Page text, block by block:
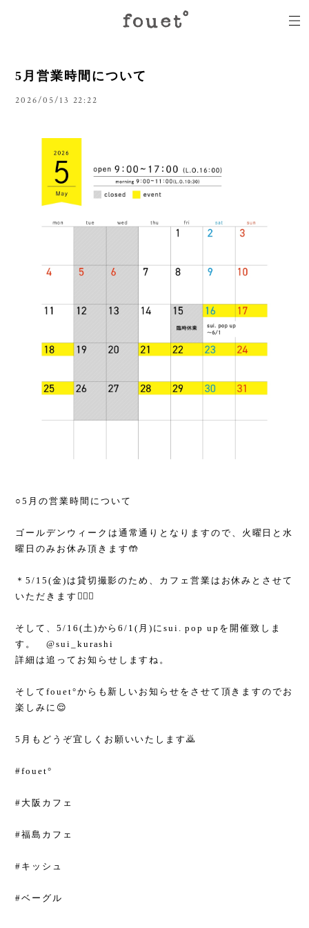
5月営業時間について
2026/05/13 22:22
○5月の営業時間について
ゴールデンウィークは通常通りとなりますので、火曜日と水
曜日のみお休み頂きます🤲
＊5/15(金)は貸切撮影のため、カフェ営業はお休みとさせて
いただきます🙇🏻‍♀️
そして、5/16(土)から6/1(月)にsui. pop upを開催致しま
す。 @sui_kurashi
詳細は追ってお知らせしますね。
そしてfouet°からも新しいお知らせをさせて頂きますのでお
楽しみに😌
5月もどうぞ宜しくお願いいたします🙇
#fouet°
#大阪カフェ
#福島カフェ
#キッシュ
#ベーグル